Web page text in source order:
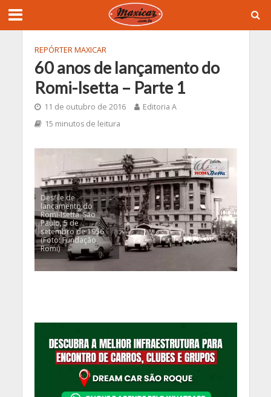
REPÓRTER MAXICAR
60 anos de lançamento do
Romi-Isetta – Parte 1
11 de outubro de 2016
Editoria A
15 minutos de leitura
Desfile de
lançamento do
Romi-Isetta. São
Paulo, 5 de
setembro de 1956
(Foto: Fundação
Romi)